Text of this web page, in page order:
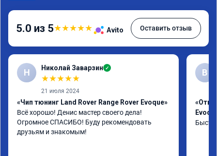
5.0 из 5★★★★★ Avito Оставить отзыв
Н Николай Заварзин ✓
★★★★★
21 июля 2024
«Чип тюнинг Land Rover Range Rover Evoque»
Всё хорошо! Денис мастер своего дела!
Огромное СПАСИБО! Буду рекомендовать
друзьям и знакомым!
В